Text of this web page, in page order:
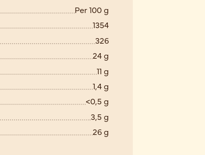
Per 100 g
1354
326
24 g
11 g
1,4 g
<0,5 g
3,5 g
26 g